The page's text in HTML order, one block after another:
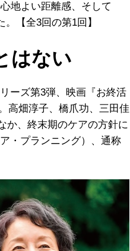
地よい距離感、そして
【全3回の第1回】
はない
ーズ第3弾、映画『お終活
高畑淳子、橋爪功、三田佳
か、終末期のケアの方針に
・プランニング）、通称